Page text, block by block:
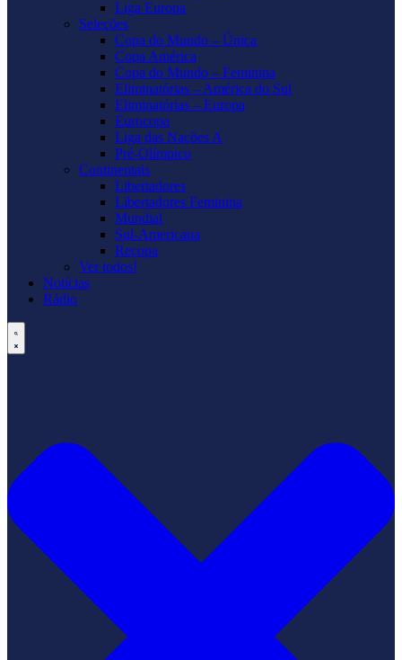
Liga Europa
Seleções
Copa do Mundo – Única
Copa América
Copa do Mundo – Feminina
Eliminatórias – América do Sul
Eliminatórias – Europa
Eurocopa
Liga das Nações A
Pré-Olímpico
Continentais
Libertadores
Libertadores Feminina
Mundial
Sul-Americana
Recopa
Ver todos!
Notícias
Rádio